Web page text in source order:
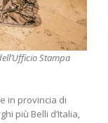
Stampa
in provincia di
più Belli d’Italia,